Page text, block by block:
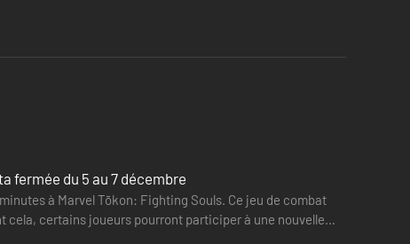
des lieux emblématiques de l'univers Marvel, dont
au doigt et à l'œil grâce à des commandes
fermée du 5 au 7 décembre
à Marvel Tōkon: Fighting Souls. Ce jeu de combat
cela, certains joueurs pourront participer à une nouvelle